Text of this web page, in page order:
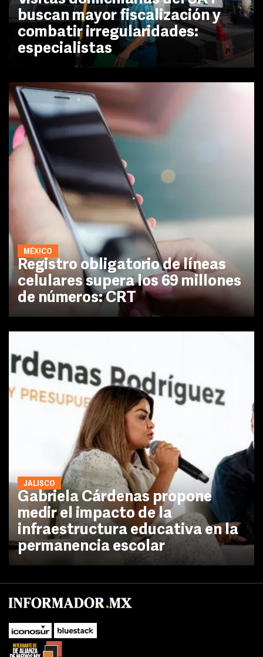
buscan mayor fiscalización y
combatir irregularidades:
especialistas
MÉXICO
Registro obligatorio de líneas
celulares supera los 69 millones
de números: CRT
JALISCO
Gabriela Cárdenas propone
medir el impacto de la
infraestructura educativa en la
permanencia escolar